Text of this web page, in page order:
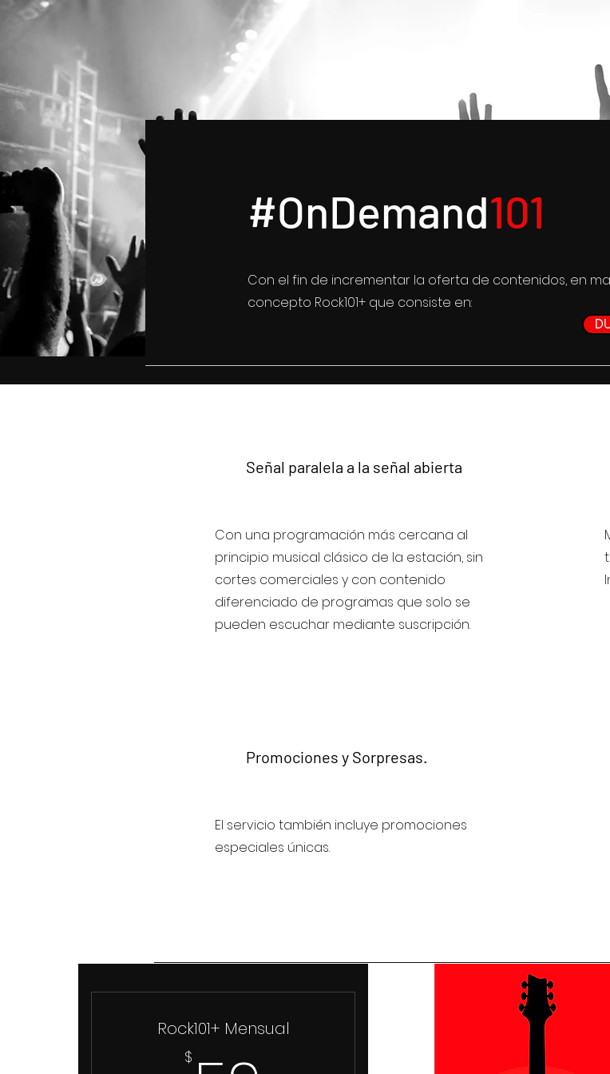
#OnDemand101
Con el fin de incrementar la oferta de contenidos, en
concepto Rock101+ que consiste en:
Señal paralela a la señal abierta
Con una programación más cercana al
principio musical clásico de la estación, sin
cortes comerciales y con contenido
diferenciado de programas que solo se
pueden escuchar mediante suscripción.
Promociones y Sorpresas.
El servicio también incluye promociones
especiales únicas.
Rock101+ Mensual
$